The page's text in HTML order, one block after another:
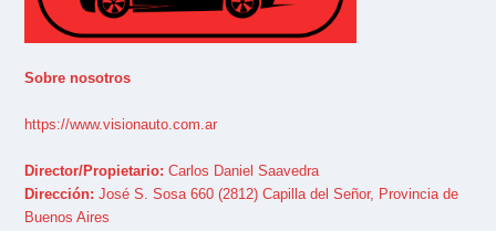
Sobre nosotros
https://www.visionauto.com.ar
Director/Propietario: Carlos Daniel Saavedra
Dirección: José S. Sosa 660 (2812) Capilla del Señor, Provincia de
Buenos Aires